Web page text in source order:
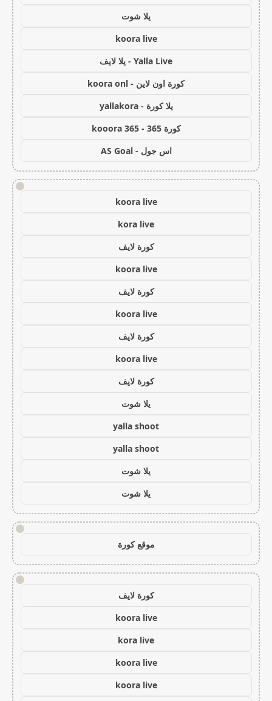
يلا شوت
koora live
Yalla Live - يلا لايف
كورة اون لاين - koora onl
يلا كورة - yallakora
كورة 365 - kooora 365
اس جول - AS Goal
!
koora live
kora live
كورة لايف
koora live
كورة لايف
koora live
كورة لايف
koora live
كورة لايف
يلا شوت
yalla shoot
yalla shoot
يلا شوت
يلا شوت
!
موقع كورة
!
كورة لايف
koora live
kora live
koora live
koora live